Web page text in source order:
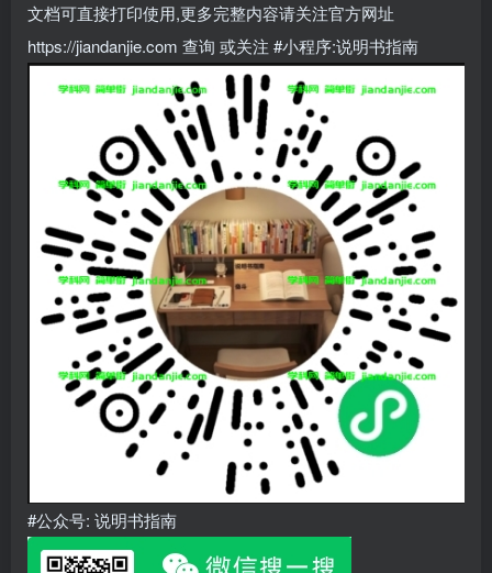
文档可直接打印使用,更多完整内容请关注官方网址
https://jiandanjie.com 查询 或关注 #小程序:说明书指南
#公众号: 说明书指南